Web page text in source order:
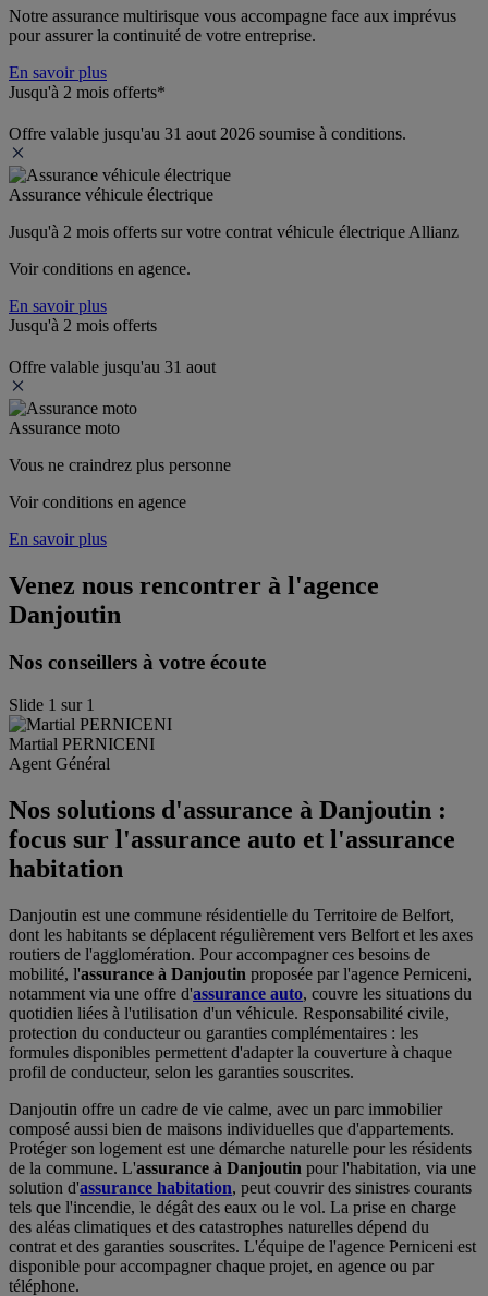
Notre assurance multirisque vous accompagne face aux imprévus
pour assurer la continuité de votre entreprise.
En savoir plus
Jusqu'à 2 mois offerts*
Offre valable jusqu'au 31 aout 2026 soumise à conditions.
Assurance véhicule électrique
Jusqu'à 2 mois offerts sur votre contrat véhicule électrique Allianz
Voir conditions en agence.
En savoir plus
Jusqu'à 2 mois offerts
Offre valable jusqu'au 31 aout
Assurance moto
Vous ne craindrez plus personne
Voir conditions en agence
En savoir plus
Venez nous rencontrer à l'agence
Danjoutin
Nos conseillers à votre écoute
Slide 1 sur 1
Martial PERNICENI
Agent Général
Nos solutions d'assurance à Danjoutin :
focus sur l'assurance auto et l'assurance
habitation
Danjoutin est une commune résidentielle du Territoire de Belfort,
dont les habitants se déplacent régulièrement vers Belfort et les axes
routiers de l'agglomération. Pour accompagner ces besoins de
mobilité, l'assurance à Danjoutin proposée par l'agence Perniceni,
notamment via une offre d'assurance auto, couvre les situations du
quotidien liées à l'utilisation d'un véhicule. Responsabilité civile,
protection du conducteur ou garanties complémentaires : les
formules disponibles permettent d'adapter la couverture à chaque
profil de conducteur, selon les garanties souscrites.
Danjoutin offre un cadre de vie calme, avec un parc immobilier
composé aussi bien de maisons individuelles que d'appartements.
Protéger son logement est une démarche naturelle pour les résidents
de la commune. L'assurance à Danjoutin pour l'habitation, via une
solution d'assurance habitation, peut couvrir des sinistres courants
tels que l'incendie, le dégât des eaux ou le vol. La prise en charge
des aléas climatiques et des catastrophes naturelles dépend du
contrat et des garanties souscrites. L'équipe de l'agence Perniceni est
disponible pour accompagner chaque projet, en agence ou par
téléphone.